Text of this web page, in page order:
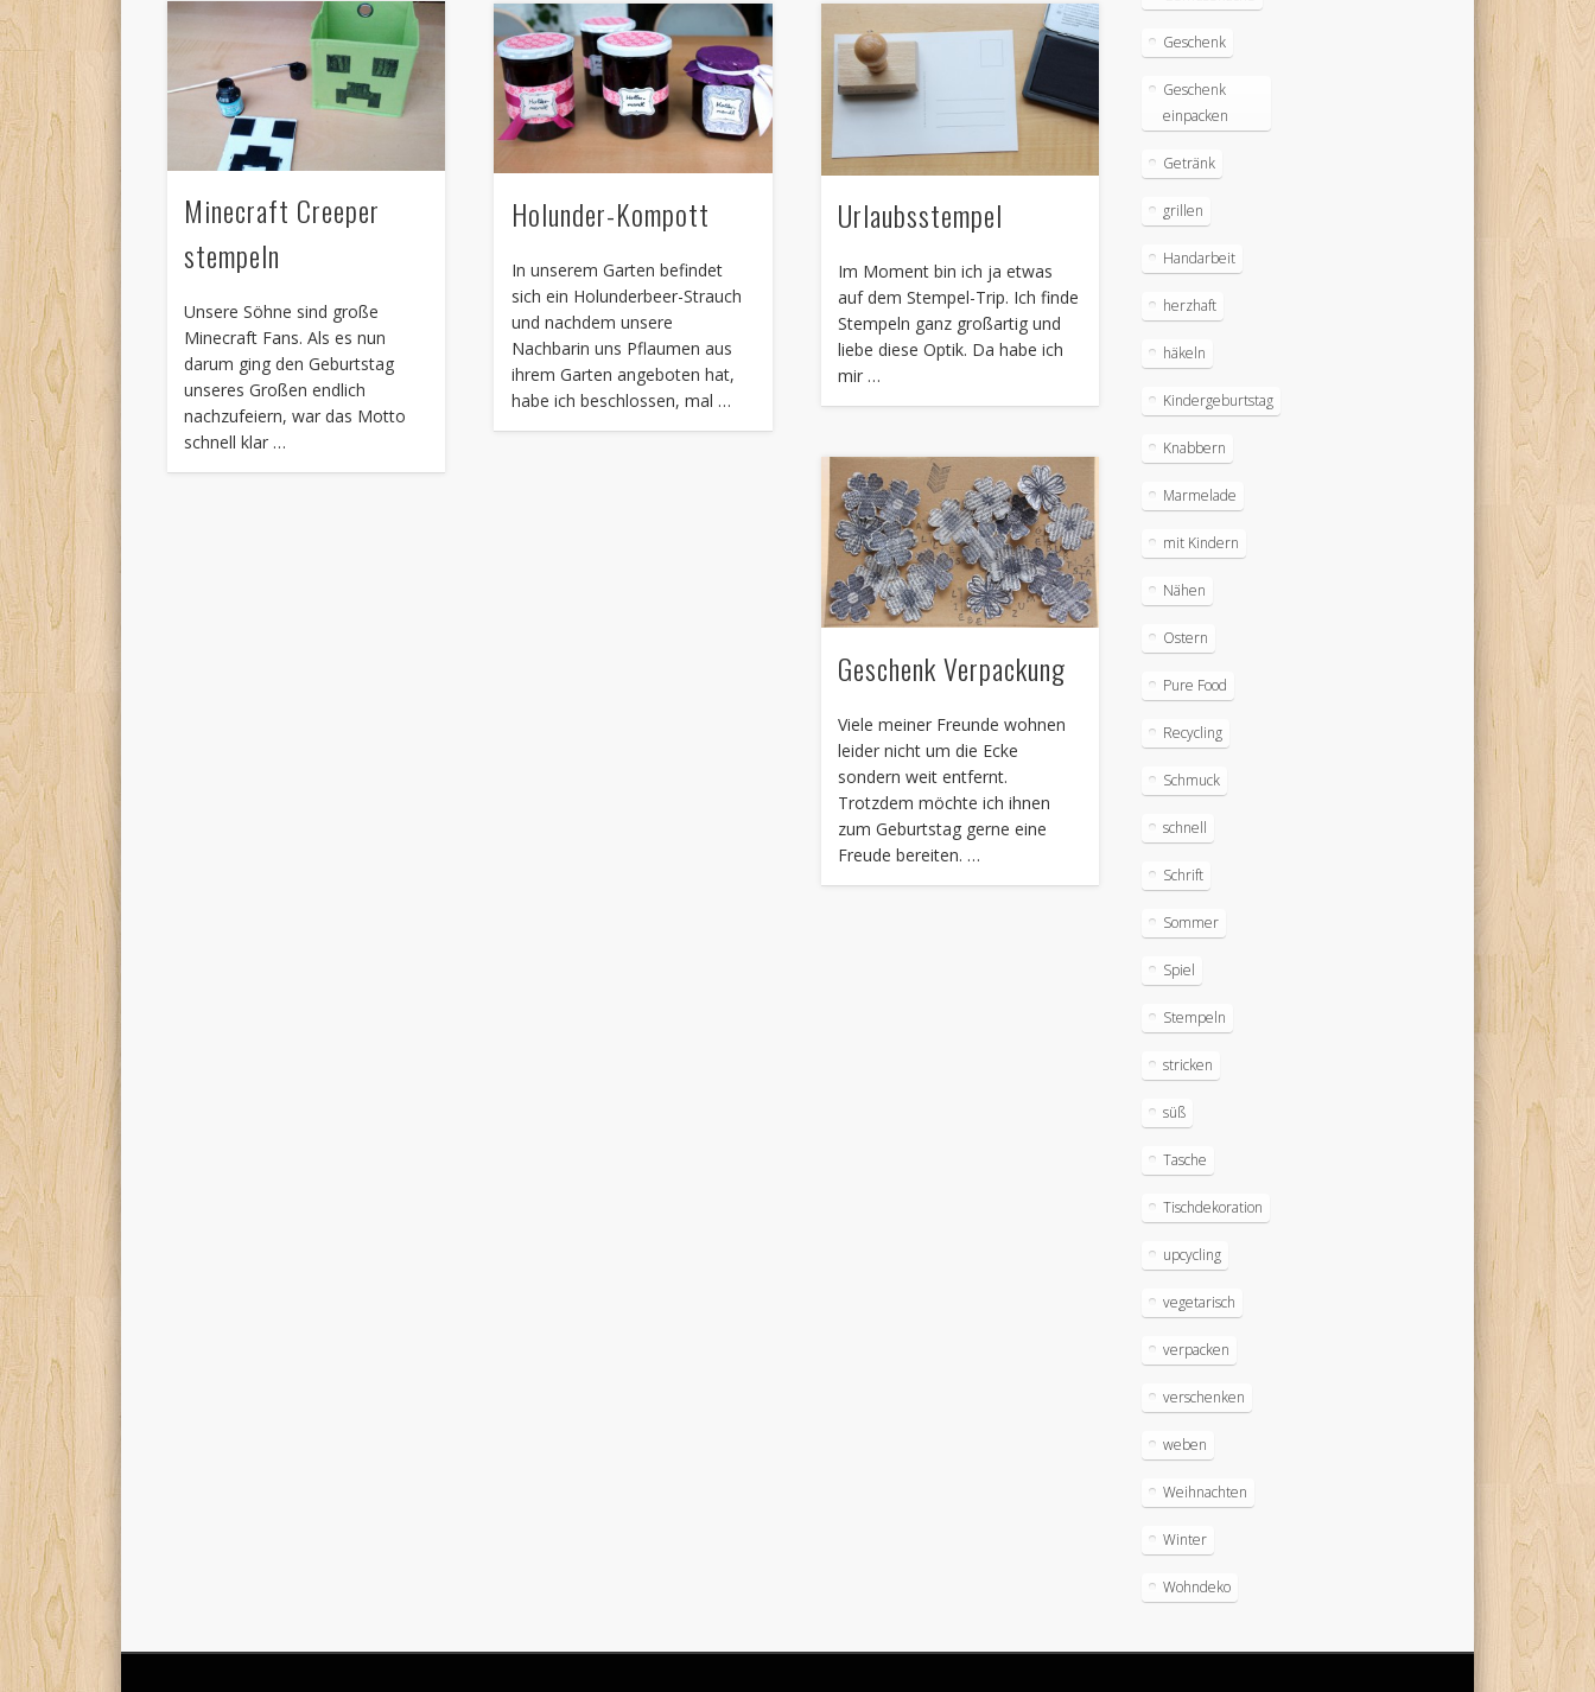
Minecraft Creeper
stempeln
Unsere Söhne sind große
Minecraft Fans. Als es nun
darum ging den Geburtstag
unseres Großen endlich
nachzufeiern, war das Motto
schnell klar …
Holunder-Kompott
In unserem Garten befindet
sich ein Holunderbeer-Strauch
und nachdem unsere
Nachbarin uns Pflaumen aus
ihrem Garten angeboten hat,
habe ich beschlossen, mal …
Urlaubsstempel
Im Moment bin ich ja etwas
auf dem Stempel-Trip. Ich finde
Stempeln ganz großartig und
liebe diese Optik. Da habe ich
mir …
Geschenk Verpackung
Viele meiner Freunde wohnen
leider nicht um die Ecke
sondern weit entfernt.
Trotzdem möchte ich ihnen
zum Geburtstag gerne eine
Freude bereiten. …
Geschenk
Geschenk
einpacken
Getränk
grillen
Handarbeit
herzhaft
häkeln
Kindergeburtstag
Knabbern
Marmelade
mit Kindern
Nähen
Ostern
Pure Food
Recycling
Schmuck
schnell
Schrift
Sommer
Spiel
Stempeln
stricken
süß
Tasche
Tischdekoration
upcycling
vegetarisch
verpacken
verschenken
weben
Weihnachten
Winter
Wohndeko